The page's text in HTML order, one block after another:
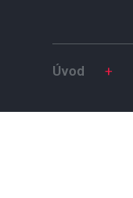
Úvod +